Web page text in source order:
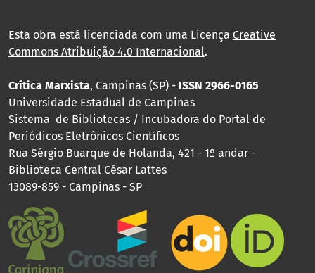
Esta obra está licenciada com uma Licença Creative
Commons Atribuição 4.0 Internacional.
Crítica Marxista, Campinas (SP) - ISSN 2966-0165
Universidade Estadual de Campinas
Sistema de Bibliotecas / Incubadora do Portal de
Periódicos Eletrônicos Científicos
Rua Sérgio Buarque de Holanda, 421 - 1º andar -
Biblioteca Central César Lattes
13089-859 - Campinas - SP